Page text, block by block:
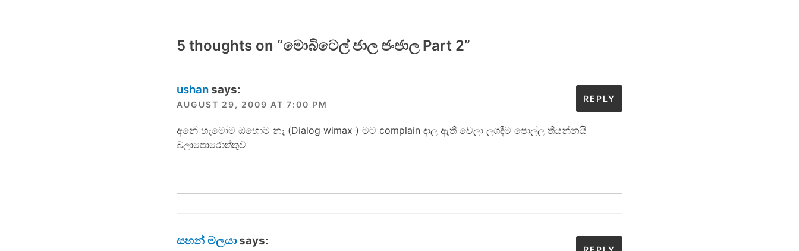
5 thoughts on “මොබිටෙල් ජාල ජංජාල Part 2”
ushansays:
AUGUST 29, 2009 AT 7:00 PM
අනේ හැමෝම ඔහොම නෑ (Dialog wimax ) මට complain දාල ඇති වෙලා ලගදීම පොල්ල තියන්නයි
බලාපොරොත්තුව
REPLY
සහන් මලයාsays: